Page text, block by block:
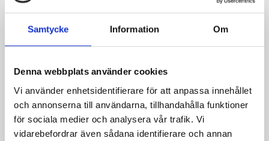
Samtycke Information Om
Denna webbplats använder cookies
Vi använder enhetsidentifierare för att anpassa innehållet
och annonserna till användarna, tillhandahålla funktioner
för sociala medier och analysera vår trafik. Vi
vidarebefordrar även sådana identifierare och annan
Aioliyoghurt Röd romdressing